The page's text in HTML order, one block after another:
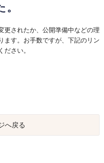
更されたか、公開準備中などの理
ます。お手数ですが、下記のリン
ださい。
へ戻る